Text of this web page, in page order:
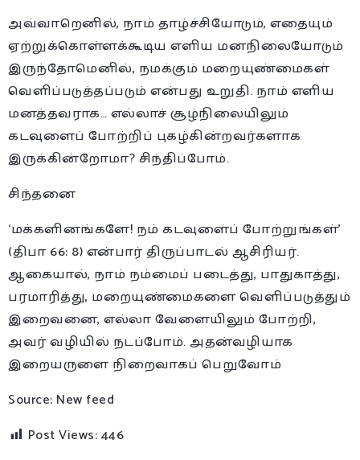
அவ்வாறெனில், நாம் தாழ்ச்சியோடும், எதையும்
ஏற்றுக்கொள்ளக்கூடிய எளிய மனநிலையோடும்
இருந்தோமெனில், நமக்கும் மறையுண்மைகள்
வெளிப்படுத்தப்படும் என்பது உறுதி. நாம் எளிய
மனத்தவராக… எல்லாச் சூழ்நிலையிலும்
கடவுளைப் போற்றிப் புகழ்கின்றவர்களாக
இருக்கின்றோமா? சிந்திப்போம்.
சிந்தனை
‘மக்களினங்களே! நம் கடவுளைப் போற்றுங்கள்’
(திபா 66: 8) என்பார் திருப்பாடல் ஆசிரியர்.
ஆகையால், நாம் நம்மைப் படைத்து, பாதுகாத்து,
பரமாரித்து, மறையுண்மைகளை வெளிப்படுத்தும்
இறைவனை, எல்லா வேளையிலும் போற்றி,
அவர் வழியில் நடப்போம். அதன்வழியாக
இறையருளை நிறைவாகப் பெறுவோம்
Source: New feed
Post Views:446